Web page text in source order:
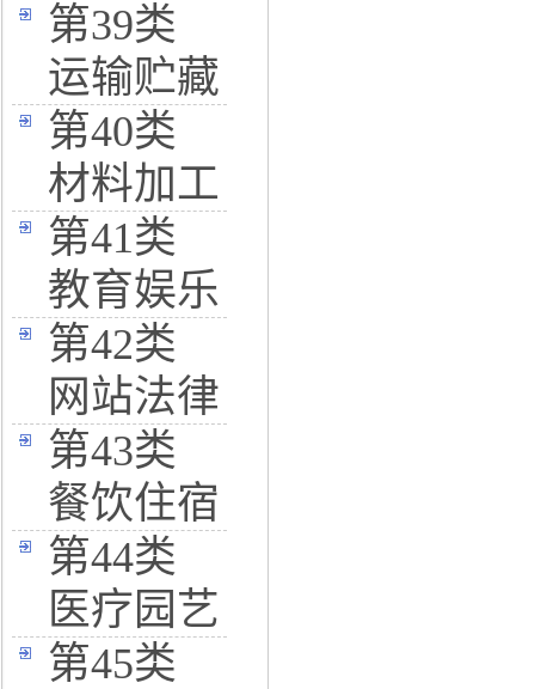
第39类
运输贮藏
第40类
材料加工
第41类
教育娱乐
第42类
网站法律
第43类
餐饮住宿
第44类
医疗园艺
第45类